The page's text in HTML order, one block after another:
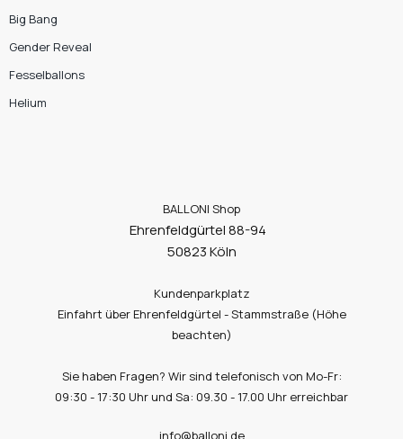
Big Bang
Gender Reveal
Fesselballons
Helium
BALLONI Shop
Ehrenfeldgürtel 88-94
50823 Köln
Kundenparkplatz
Einfahrt über Ehrenfeldgürtel - Stammstraße (Höhe
beachten)
Sie haben Fragen? Wir sind telefonisch von Mo-Fr:
09:30 - 17:30 Uhr und Sa: 09.30 - 17.00 Uhr erreichbar
info@balloni.de